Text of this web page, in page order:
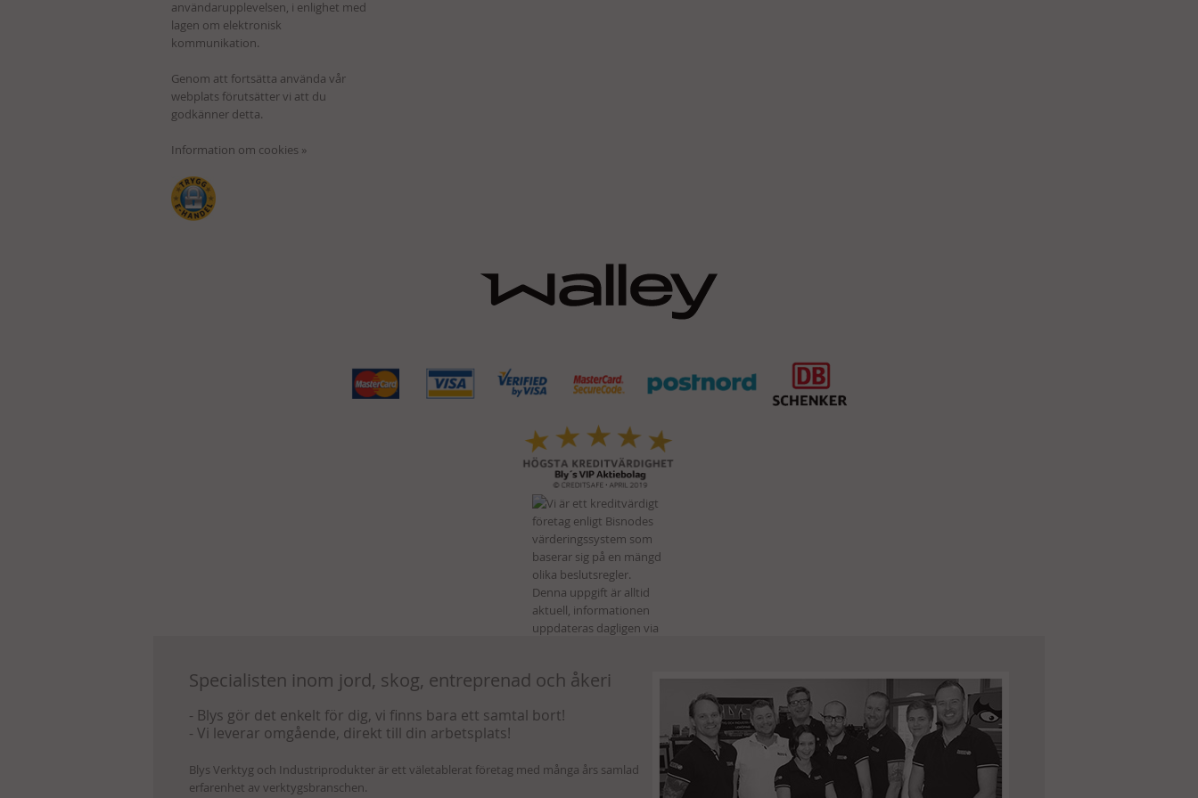
användarupplevelsen, i enlighet med
lagen om elektronisk
kommunikation.
Genom att fortsätta använda vår
webplats förutsätter vi att du
godkänner detta.
Information om cookies »
Specialisten inom jord, skog, entreprenad och åkeri
- Blys gör det enkelt för dig, vi finns bara ett samtal bort!
- Vi leverar omgående, direkt till din arbetsplats!
Blys Verktyg och Industriprodukter är ett väletablerat företag med många års samlad
erfarenhet av verktygsbranschen.